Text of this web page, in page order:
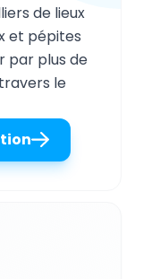
de lieux
et pépites
par plus de
le